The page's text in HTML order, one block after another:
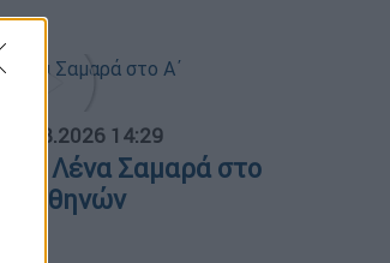
07.08.2026 14:29
τη Λένα Σαμαρά στο
Αθηνών